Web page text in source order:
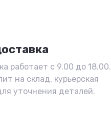
работает с 9.00 до 18.00.
на склад, курьерская
уточнения деталей.